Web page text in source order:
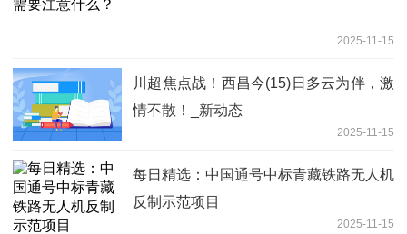
2025-11-15
川超焦点战！西昌今(15)日多云为伴，激
情不散！_新动态
2025-11-15
每日精选：中国通号中标青藏铁路无人机
反制示范项目
2025-11-15